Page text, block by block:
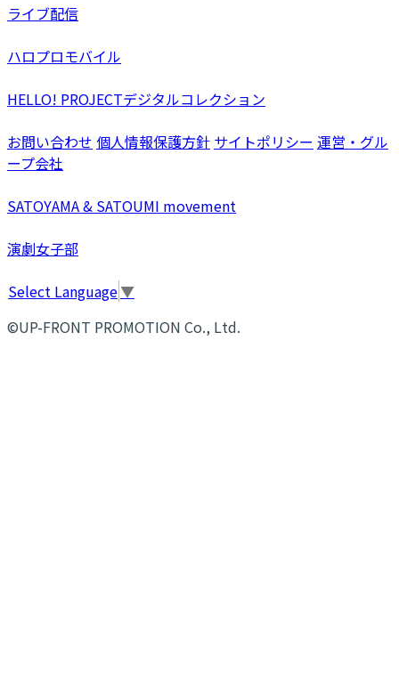
ライブ配信
ハロプロモバイル
HELLO! PROJECTデジタルコレクション
お問い合わせ 個人情報保護方針 サイトポリシー 運営・グル
ープ会社
SATOYAMA & SATOUMI movement
演劇女子部
Select Language▼
©UP-FRONT PROMOTION Co., Ltd.